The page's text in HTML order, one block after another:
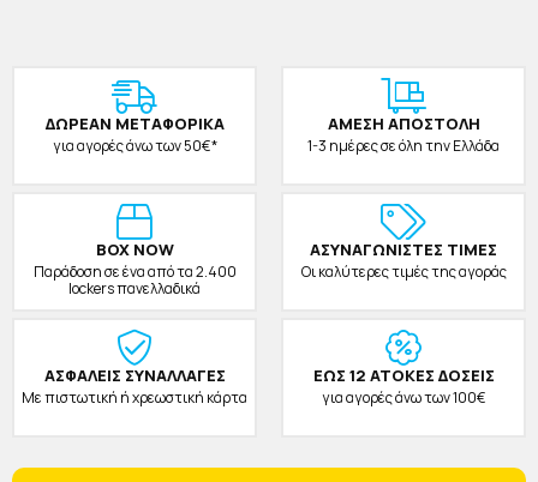
ΔΩΡΕAΝ ΜΕΤΑΦΟΡΙΚΑ
για αγορές άνω των 50€*
ΑΜΕΣΗ ΑΠΟΣΤΟΛΗ
1-3 ημέρες σε όλη την Ελλάδα
BOX NOW
Παράδοση σε ένα από τα 2.400
lockers πανελλαδικά
ΑΣΥΝΑΓΩΝΙΣΤΕΣ ΤΙΜΕΣ
Οι καλύτερες τιμές της αγοράς
ΑΣΦΑΛΕΙΣ ΣΥΝΑΛΛΑΓΕΣ
Με πιστωτική ή χρεωστική κάρτα
ΕΩΣ 12 ΑΤΟΚΕΣ ΔΟΣΕΙΣ
για αγορές άνω των 100€